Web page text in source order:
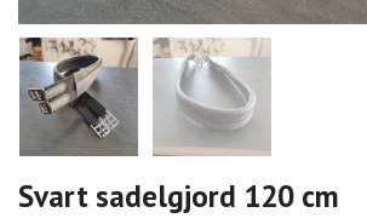
Svart sadelgjord 120 cm